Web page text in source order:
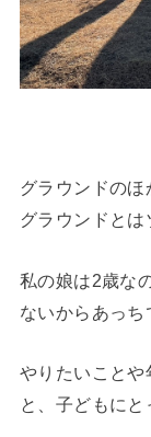
グラウンドのほ
グラウンドとは
私の娘は2歳な
ないからあっち
やりたいことや
と、子どもに